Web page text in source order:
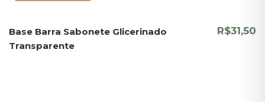
Base Barra Sabonete Glicerinado
Transparente
R$31,50